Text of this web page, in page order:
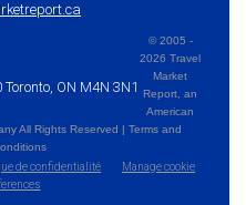
ON M4N 3N1
© 2005 -
2026 Travel
Market
Report, an
American
All Rights Reserved | Terms and
de confidentialité
Manage cookie